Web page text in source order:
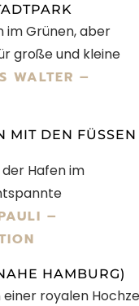
im Grünen, aber
große und kleine
WALTER –
DEN FÜSSEN I
Hafen im
–
HAMBURG)
einer royalen